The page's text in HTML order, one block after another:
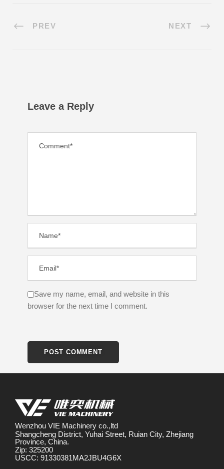
PREV NEXT
Leave a Reply
Save my name, email, and website in this
browser for the next time I comment.
Wenzhou VIE Machinery co.,ltd
Shangcheng District, Yuhai Street, Ruian City, Zhejiang
Province, China.
Zip: 325200
USCC: 91330381MA2JBU4G6X